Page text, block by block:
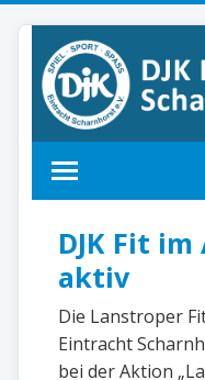
DJK Fit
aktiv
Die Lanstroper
Eintracht
bei der Aktion